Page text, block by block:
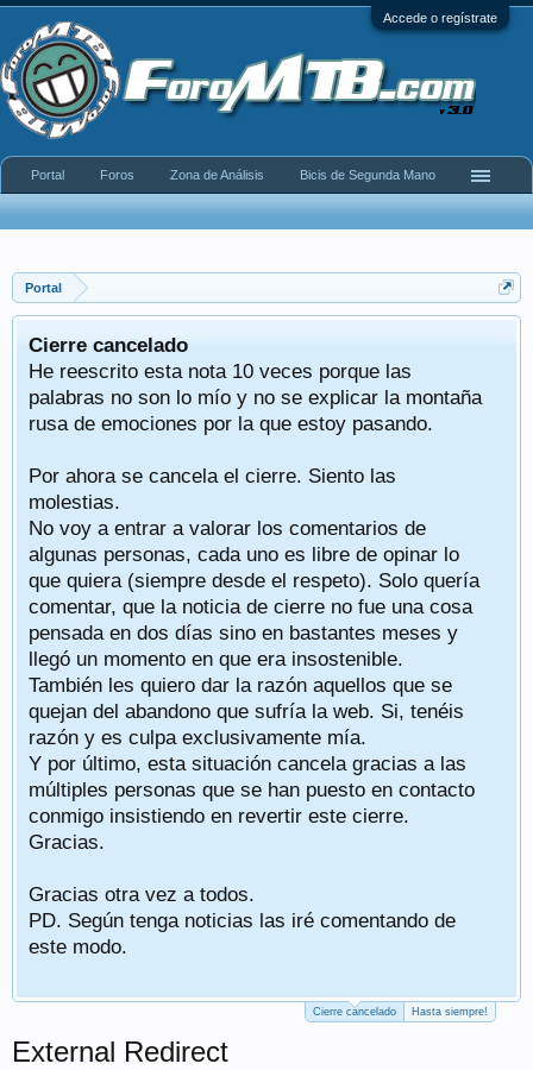
Accede o regístrate
Portal
Cierre cancelado
He reescrito esta nota 10 veces porque las
palabras no son lo mío y no se explicar la montaña
rusa de emociones por la que estoy pasando.
Por ahora se cancela el cierre. Siento las
molestias.
No voy a entrar a valorar los comentarios de
algunas personas, cada uno es libre de opinar lo
que quiera (siempre desde el respeto). Solo quería
comentar, que la noticia de cierre no fue una cosa
pensada en dos días sino en bastantes meses y
llegó un momento en que era insostenible.
También les quiero dar la razón aquellos que se
quejan del abandono que sufría la web. Si, tenéis
razón y es culpa exclusivamente mía.
Y por último, esta situación cancela gracias a las
múltiples personas que se han puesto en contacto
conmigo insistiendo en revertir este cierre.
Gracias.
Gracias otra vez a todos.
PD. Según tenga noticias las iré comentando de
este modo.
Cierre cancelado Hasta siempre!
External Redirect
Portal Foros Zona de Análisis Bicis de Segunda Mano